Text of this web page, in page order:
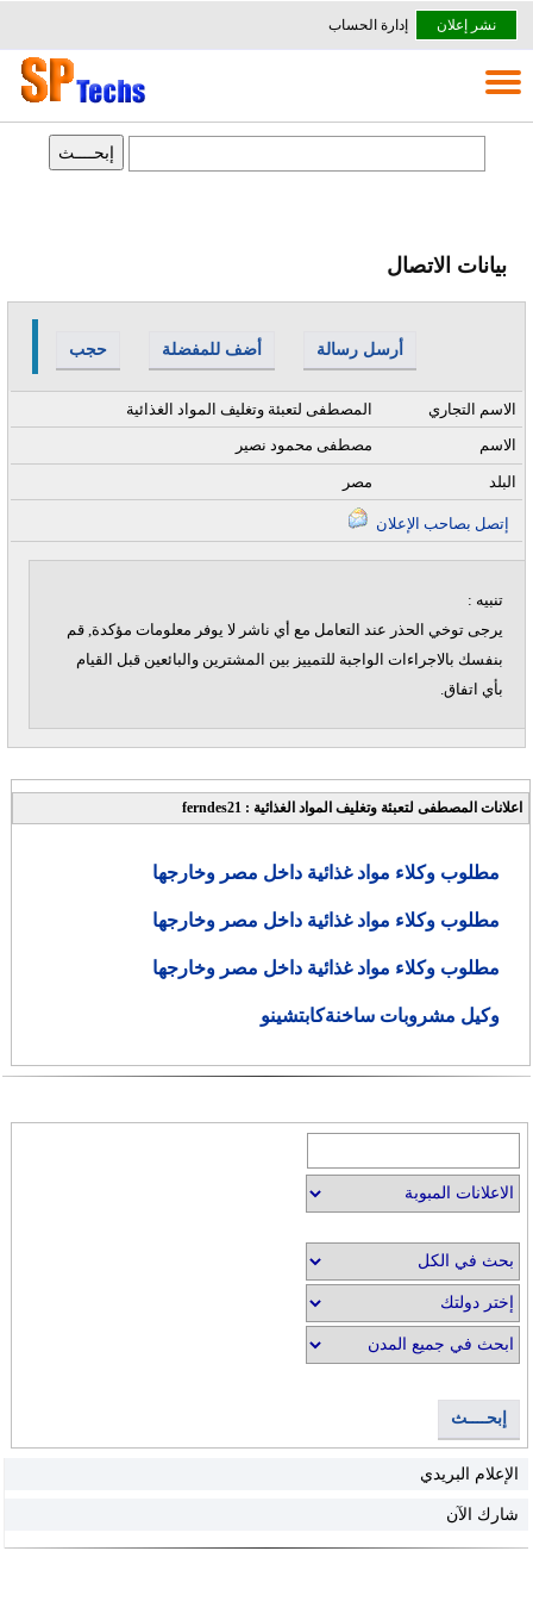
نشر إعلان إدارة الحساب
بيانات الاتصال
حجب أضف للمفضلة أرسل رسالة
المصطفى لتعبئة وتغليف المواد الغذائية
الاسم التجاري
مصطفى محمود نصير
الاسم
مصر البلد
تنبيه :
يرجى توخي الحذر عند التعامل مع أي ناشر لا يوفر معلومات مؤكدة, قم
بنفسك بالاجراءات الواجبة للتمييز بين المشترين والبائعين قبل القيام
بأي اتفاق.
اعلانات المصطفى لتعبئة وتغليف المواد الغذائية : ferndes21
مطلوب وكلاء مواد غذائية داخل مصر وخارجها
مطلوب وكلاء مواد غذائية داخل مصر وخارجها
مطلوب وكلاء مواد غذائية داخل مصر وخارجها
وكيل مشروبات ساخنةكابتشينو
إبحــــث
الإعلام البريدي
شارك الآن